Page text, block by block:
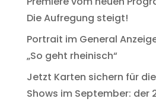
Die Aufregung steigt!
Portrait im General
„So geht rheinisch“
Jetzt Karten sichern für
Shows im September: der